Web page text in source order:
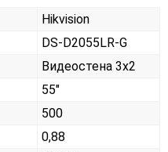
Hikvision
DS-D2055LR-G
Видеостена 3х2
55"
500
0,88